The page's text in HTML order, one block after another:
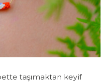
taşımaktan keyif